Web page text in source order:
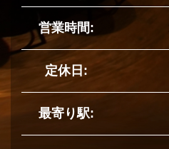
営業時間:
定休日:
最寄り駅: